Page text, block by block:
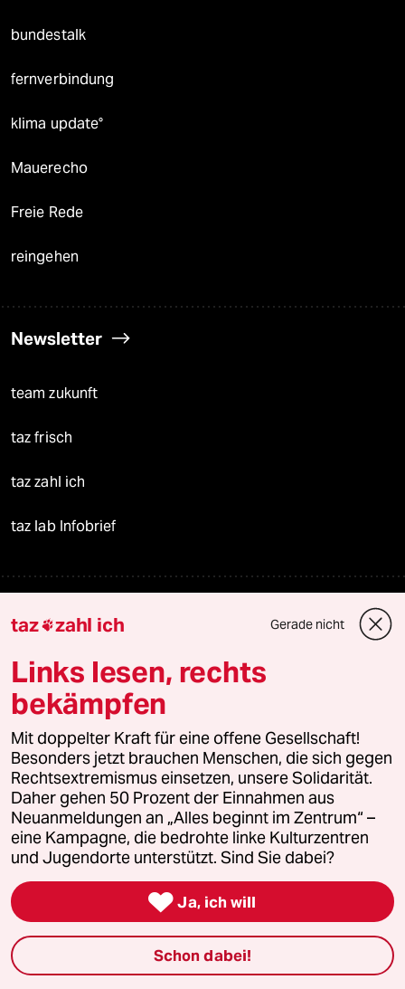
bundestalk
fernverbindung
klima update°
Mauerecho
Freie Rede
reingehen
Newsletter
team zukunft
taz frisch
taz zahl ich
taz lab Infobrief
Demnächst
Vor Ort
Live im Stream
Vergangene
taz lab 2027
Mehr taz Lesestoff
taz Blogs
taz zahl ich Gerade nicht
Links lesen, rechts
bekämpfen
Mit doppelter Kraft für eine offene Gesellschaft!
Besonders jetzt brauchen Menschen, die sich gegen
Rechtsextremismus einsetzen, unsere Solidarität.
Daher gehen 50 Prozent der Einnahmen aus
Neuanmeldungen an „Alles beginnt im Zentrum“ –
eine Kampagne, die bedrohte linke Kulturzentren
und Jugendorte unterstützt. Sind Sie dabei?
 Ja, ich will
Schon dabei!